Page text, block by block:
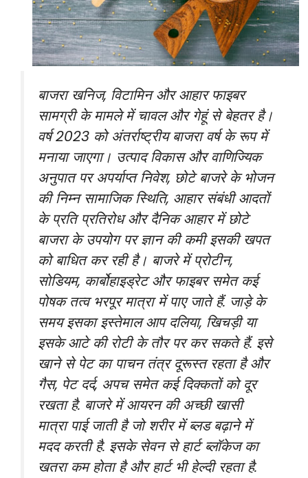
बाजरा खनिज, विटामिन और आहार फाइबर
सामग्री के मामले में चावल और गेहूं से बेहतर है।
वर्ष 2023 को अंतर्राष्ट्रीय बाजरा वर्ष के रूप में
मनाया जाएगा। उत्पाद विकास और वाणिज्यिक
अनुपात पर अपर्याप्त निवेश, छोटे बाजरे के भोजन
की निम्न सामाजिक स्थिति, आहार संबंधी आदतों
के प्रति प्रतिरोध और दैनिक आहार में छोटे
बाजरा के उपयोग पर ज्ञान की कमी इसकी खपत
को बाधित कर रही है। बाजरे में प्रोटीन,
सोडियम, कार्बोहाइड्रेट और फाइबर समेत कई
पोषक तत्व भरपूर मात्रा में पाए जाते हैं. जाड़े के
समय इसका इस्तेमाल आप दलिया, खिचड़ी या
इसके आटे की रोटी के तौर पर कर सकते हैं. इसे
खाने से पेट का पाचन तंत्र दूरूस्त रहता है और
गैस, पेट दर्द, अपच समेत कई दिक्कतों को दूर
रखता है. बाजरे में आयरन की अच्छी खासी
मात्रा पाई जाती है जो शरीर में ब्लड बढ़ाने में
मदद करती है. इसके सेवन से हार्ट ब्लॉकेज का
खतरा कम होता है और हार्ट भी हेल्दी रहता है.